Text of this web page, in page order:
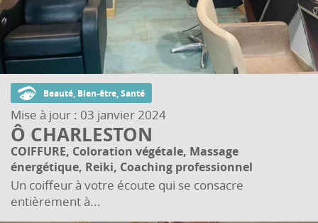
Beauté, Bien-être, Santé
Mise à jour : 03 janvier 2024
Ô CHARLESTON
COIFFURE, Coloration végétale, Massage
énergétique, Reiki, Coaching professionnel
Un coiffeur à votre écoute qui se consacre
entièrement à...